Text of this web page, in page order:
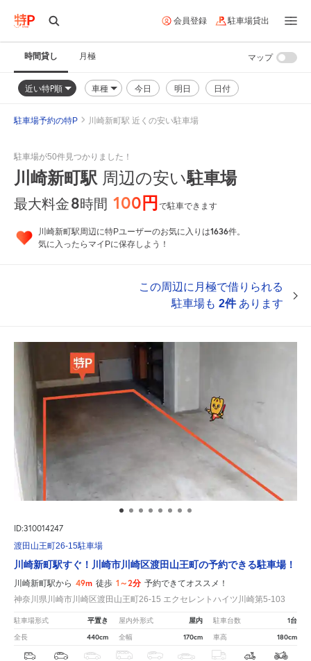
会員登録 駐車場貸出
時間貸し 月極
近い特P順 車種 今日 明日 日付
マップ
駐車場予約の特P 川崎新町駅 近くの安い駐車場
駐車場が50件見つかりました！
川崎新町駅 周辺の安い駐車場
最大料金8時間 100円で駐車できます
川崎新町駅周辺に特Pユーザーのお気に入りは1636件。
気に入ったらマイPに保存しよう！
この周辺に月極で借りられる
駐車場も 2件あります
ID:310014247
渡田山王町26-15駐車場
川崎新町駅すぐ！川崎市川崎区渡田山王町の予約できる駐車場！
川崎新町駅から 49m 徒歩 1～2分 予約できてオススメ！
神奈川県川崎市川崎区渡田山王町26-15 エクセレントハイツ川崎第5-103
駐車場形式 平置き 屋内外形式 屋内 駐車台数 1台
全長 440cm 全幅 170cm 車高 180cm